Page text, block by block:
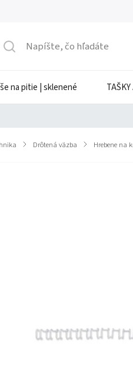
na pitie | sklenené
/ Drôtená väzba / Hrebene na